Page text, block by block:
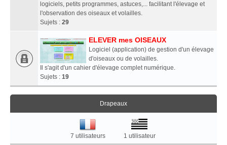
logiciels, petits programmes, astuces,... facilitant l'élevage et
l'observation des oiseaux et volailles.
Sujets : 29
ELEVER mes OISEAUX
Logiciel (application) de gestion d'un élevage
d'oiseaux ou de volailles.
Il s'agit d'un cahier d'élevage complet numérique.
Sujets : 19
Drapeaux
7 utilisateurs 1 utilisateur